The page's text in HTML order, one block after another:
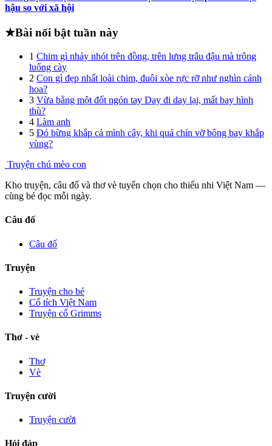
hậu so với xã hội
★Bài nổi bật tuần này
1 Chim gì nhảy nhót trên đồng, trên lưng trâu đậu mà trông
luống cày
2 Con gì đẹp nhất loài chim, đuôi xòe rực rỡ như nghìn cánh
hoa?
3 Vừa bằng một đốt ngón tay Day đi day lại, mất bay hình
thù?
4 Làm anh
5 Đỏ bừng khắp cả mình cây, khi quả chín vỡ bông bay khắp
vùng?
Truyện chú mèo con
Kho truyện, câu đố và thơ vè tuyển chọn cho thiếu nhi Việt Nam —
cùng bé đọc mỗi ngày.
Câu đố
Câu đố
Truyện
Truyện cho bé
Cổ tích Việt Nam
Truyện cổ Grimms
Thơ - vè
Thơ
Vè
Truyện cười
Truyện cười
Hỏi đáp